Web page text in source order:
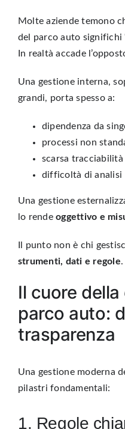
Molte aziende temono
del parco auto significhi
In realtà accade
Una gestione interna,
grandi, porta spesso a:
dipendenza da
processi non
scarsa tracciabilità
difficoltà di analisi
Una gestione
lo rendeoggettivo e
Il punto non è chi
strumenti, dati e regole.
Il cuore
parco auto:
trasparenza
Una gestione moderna
pilastri fondamentali:
1. Regole